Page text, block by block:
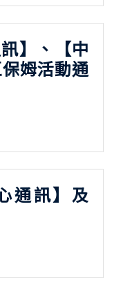
】、【中
姆活動通
通訊】及